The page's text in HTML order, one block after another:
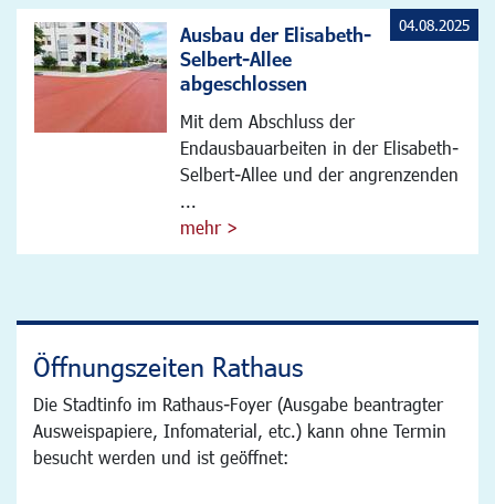
Ausbau der Elisabeth-
Selbert-Allee
abgeschlossen
Mit dem Abschluss der
Endausbauarbeiten in der Elisabeth-
Selbert-Allee und der angrenzenden
...
mehr >
04.08.2025
Öffnungszeiten Rathaus
Die Stadtinfo im Rathaus-Foyer (Ausgabe beantragter
Ausweispapiere, Infomaterial, etc.) kann ohne Termin
besucht werden und ist geöffnet: